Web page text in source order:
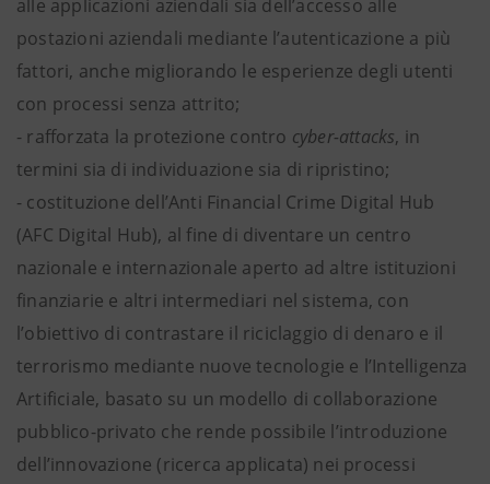
alle applicazioni aziendali sia dell’accesso alle
postazioni aziendali mediante l’autenticazione a più
fattori, anche migliorando le esperienze degli utenti
con processi senza attrito;
- rafforzata la protezione contro cyber-attacks, in
termini sia di individuazione sia di ripristino;
- costituzione dell’Anti Financial Crime Digital Hub
(AFC Digital Hub), al fine di diventare un centro
nazionale e internazionale aperto ad altre istituzioni
finanziarie e altri intermediari nel sistema, con
l’obiettivo di contrastare il riciclaggio di denaro e il
terrorismo mediante nuove tecnologie e l’Intelligenza
Artificiale, basato su un modello di collaborazione
pubblico-privato che rende possibile l’introduzione
dell’innovazione (ricerca applicata) nei processi